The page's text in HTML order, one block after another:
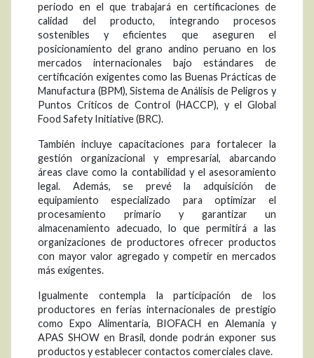
periodo en el que trabajará en certificaciones de
calidad del producto, integrando procesos
sostenibles y eficientes que aseguren el
posicionamiento del grano andino peruano en los
mercados internacionales bajo estándares de
certificación exigentes como las Buenas Prácticas de
Manufactura (BPM), Sistema de Análisis de Peligros y
Puntos Críticos de Control (HACCP), y el Global
Food Safety Initiative (BRC).
También incluye capacitaciones para fortalecer la
gestión organizacional y empresarial, abarcando
áreas clave como la contabilidad y el asesoramiento
legal. Además, se prevé la adquisición de
equipamiento especializado para optimizar el
procesamiento primario y garantizar un
almacenamiento adecuado, lo que permitirá a las
organizaciones de productores ofrecer productos
con mayor valor agregado y competir en mercados
más exigentes.
Igualmente contempla la participación de los
productores en ferias internacionales de prestigio
como Expo Alimentaria, BIOFACH en Alemania y
APAS SHOW en Brasil, donde podrán exponer sus
productos y establecer contactos comerciales clave.